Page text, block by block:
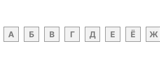
А
Б В Г Д Е Ё Ж